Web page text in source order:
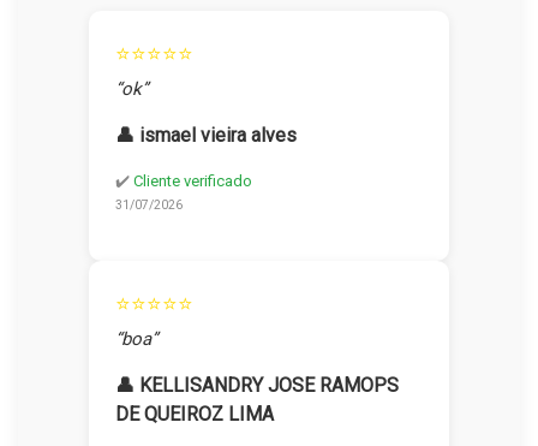
⭐⭐⭐⭐⭐
“ok”
👤 ismael vieira alves
✔️ Cliente verificado
31/07/2026
⭐⭐⭐⭐⭐
“boa”
👤 KELLISANDRY JOSE RAMOPS
DE QUEIROZ LIMA